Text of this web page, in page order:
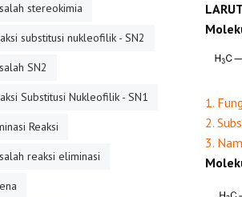
1.
2.
3.
stereokimia
substitusi nukleofilik - SN2
SN2
Substitusi Nukleofilik - SN1
Reaksi
reaksi eliminasi